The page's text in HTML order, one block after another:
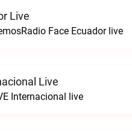
Live
Face Ecuador live
Live
Internacional live